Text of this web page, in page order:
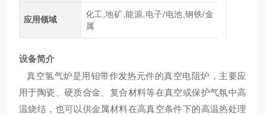
应用领域
化工,地矿,能源,电子/电池,钢铁/金
属
设备简介
真空氢气炉是用钼带作发热元件的真空电阻炉，主要应
用于陶瓷、硬质合金、复合材料等在真空或保护气氛中高
温烧结，也可以供金属材料在高真空条件下的高温热处理